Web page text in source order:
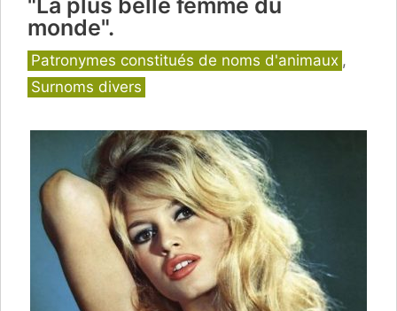
"La plus belle femme du
monde".
Catégories
Patronymes constitués de noms d'animaux ,
Surnoms divers